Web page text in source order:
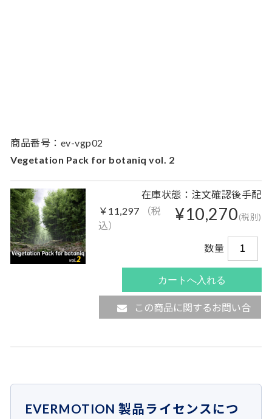
商品番号：ev-vgp02
Vegetation Pack for botaniq vol. 2
在庫状態：注文確認後手配
¥10,270(税別)
￥11,297
（税
込）
数量
この商品に関するお問い合
EVERMOTION 製品ライセンスにつ